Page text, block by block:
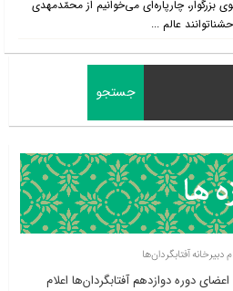
بزرگوار، چارپاره‌ای می‌خوانیم از محمّدمهدی
عالم ...
دبیرخانه آفتابگردان‌ها
دوره دوازدهم آفتابگردان‌ها اعلام